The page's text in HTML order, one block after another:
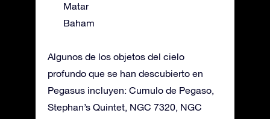
Matar
Baham
Algunos de los objetos del cielo
profundo que se han descubierto en
Pegasus incluyen: Cumulo de Pegaso,
Stephan’s Quintet, NGC 7320, NGC